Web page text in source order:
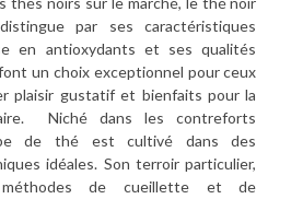
par ses caractéristiques
en antioxydants et ses qualités
un choix exceptionnel pour ceux
plaisir gustatif et bienfaits pour la
Niché dans les contreforts
de thé est cultivé dans des
idéales. Son terroir particulier,
de cueillette et de